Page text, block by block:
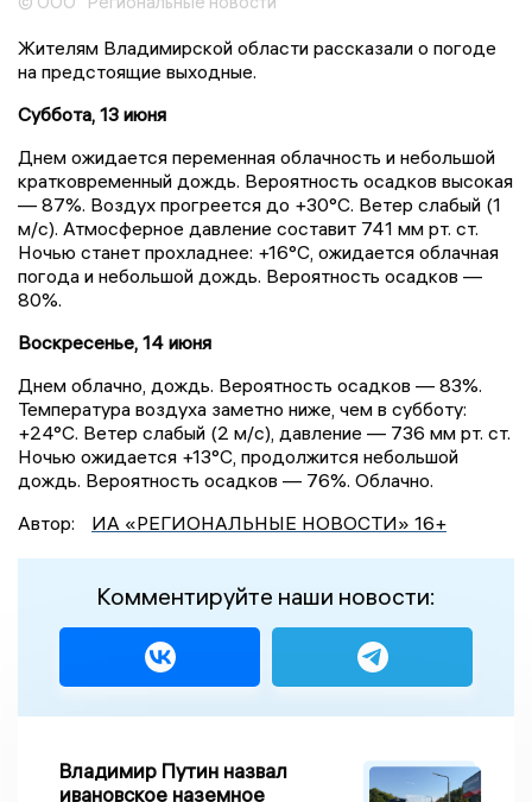
Жителям Владимирской области рассказали о погоде
на предстоящие выходные.
Суббота, 13 июня
Днем ожидается переменная облачность и небольшой
кратковременный дождь. Вероятность осадков высокая
— 87%. Воздух прогреется до +30°C. Ветер слабый (1
м/с). Атмосферное давление составит 741 мм рт. ст.
Ночью станет прохладнее: +16°C, ожидается облачная
погода и небольшой дождь. Вероятность осадков —
80%.
Воскресенье, 14 июня
Днем облачно, дождь. Вероятность осадков — 83%.
Температура воздуха заметно ниже, чем в субботу:
+24°C. Ветер слабый (2 м/с), давление — 736 мм рт. ст.
Ночью ожидается +13°C, продолжится небольшой
дождь. Вероятность осадков — 76%. Облачно.
Автор:
ИА «РЕГИОНАЛЬНЫЕ НОВОСТИ» 16+
Комментируйте наши новости:
Владимир Путин назвал
ивановское наземное